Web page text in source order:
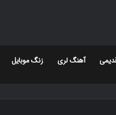
آهنگ لری زنگ موبایل